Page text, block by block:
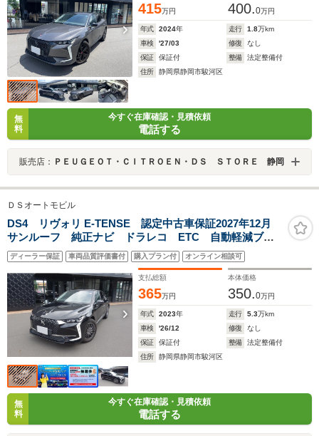
415万円 400.0万円
年式 2024年 走行 1.8万km
車検
'27/03 修復
なし
保証
保証付 整備
法定整備付
住所
静岡県静岡市駿河区
無
料
今すぐ在庫確認・見積依頼
電話する
販売店： ＰＥＵＧＥＯＴ・ＣＩＴＲＯＥＮ・ＤＳ ＳＴＯＲＥ 静岡
ＤＳオートモビル
DS4 リヴォリ E-TENSE 認定中古車保証2027年12月
サンルーフ 純正ナビ ドラレコ ETC 自動軽減ブレ
ーキ LEDヘッドライト バックカメラ カープレイ&ア
ンドロイドオート
ディーラー保証 車両品質評価書付 購入プラン付 オンライン相談可
支払総額
365万円
本体価格
350.0万円
年式 2023年 走行 5.3万km
車検
'26/12 修復
なし
保証
保証付 整備
法定整備付
住所
静岡県静岡市駿河区
無
料
今すぐ在庫確認・見積依頼
電話する